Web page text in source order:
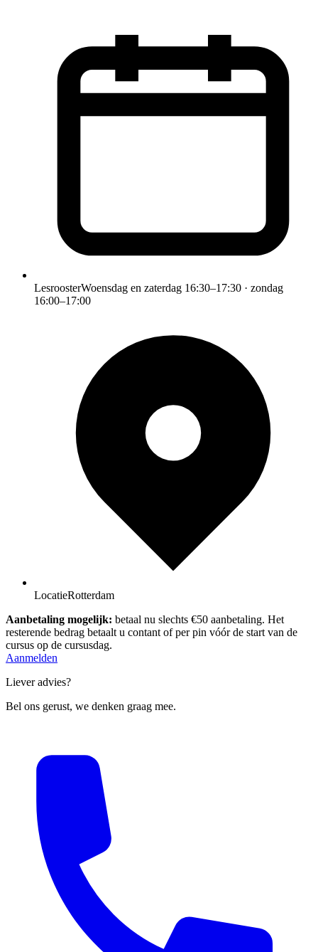
LesroosterWoensdag en zaterdag 16:30–17:30 · zondag
16:00–17:00
LocatieRotterdam
Aanbetaling mogelijk: betaal nu slechts €50 aanbetaling. Het
resterende bedrag betaalt u contant of per pin vóór de start van de
cursus op de cursusdag.
Aanmelden
Liever advies?
Bel ons gerust, we denken graag mee.